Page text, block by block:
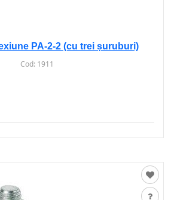
PA-2-2 (cu trei șuruburi)
Cod: 1911